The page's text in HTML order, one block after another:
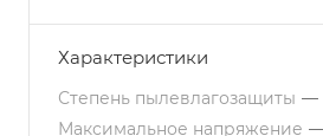
Характеристики
Степень пылевлагозащиты —
Максимальное напряжение